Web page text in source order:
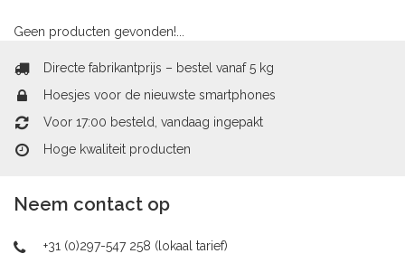
Geen producten gevonden!...
Directe fabrikantprijs – bestel vanaf 5 kg
Hoesjes voor de nieuwste smartphones
Voor 17:00 besteld, vandaag ingepakt
Hoge kwaliteit producten
Neem contact op
+31 (0)297-547 258 (lokaal tarief)